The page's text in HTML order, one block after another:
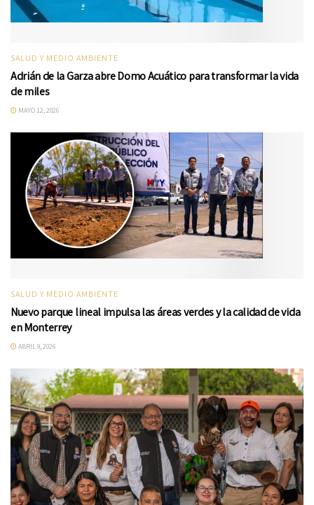
SALUD Y MEDIO AMBIENTE
Adrián de la Garza abre Domo Acuático para transformar la vida
de miles
MAYO 12, 2026
SALUD Y MEDIO AMBIENTE
Nuevo parque lineal impulsa las áreas verdes y la calidad de vida
en Monterrey
ABRIL 9, 2026